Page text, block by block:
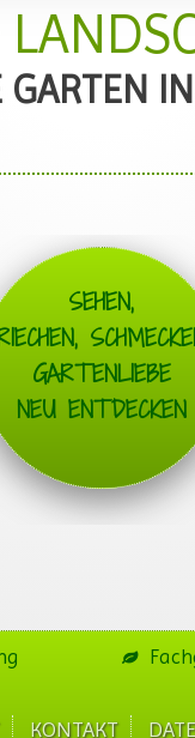
GARTEN
SEHEN,
GARTENLIEBE
NEU ENTDECKEN
KONTAKT